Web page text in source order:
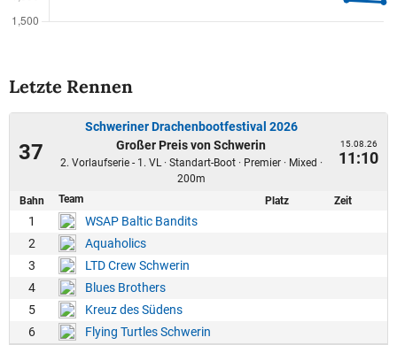
Letzte Rennen
37
Schweriner Drachenbootfestival 2026
Großer Preis von Schwerin
2. Vorlaufserie - 1. VL · Standart-Boot · Premier · Mixed ·
200m
15.08.26
11:10
Bahn Team Platz Zeit
1
WSAP Baltic Bandits
2
Aquaholics
3
LTD Crew Schwerin
4
Blues Brothers
5
Kreuz des Südens
6
Flying Turtles Schwerin